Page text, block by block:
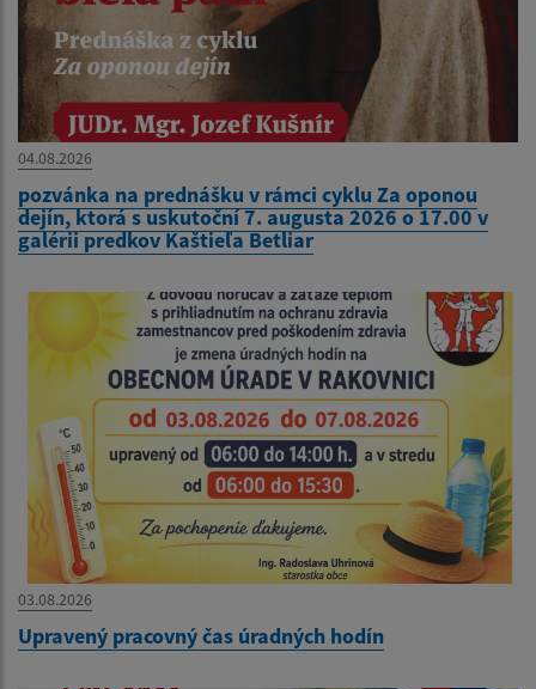
04.08.2026
pozvánka na prednášku v rámci cyklu Za oponou
dejín, ktorá s uskutoční 7. augusta 2026 o 17.00 v
galérii predkov Kaštieľa Betliar
03.08.2026
Upravený pracovný čas úradných hodín